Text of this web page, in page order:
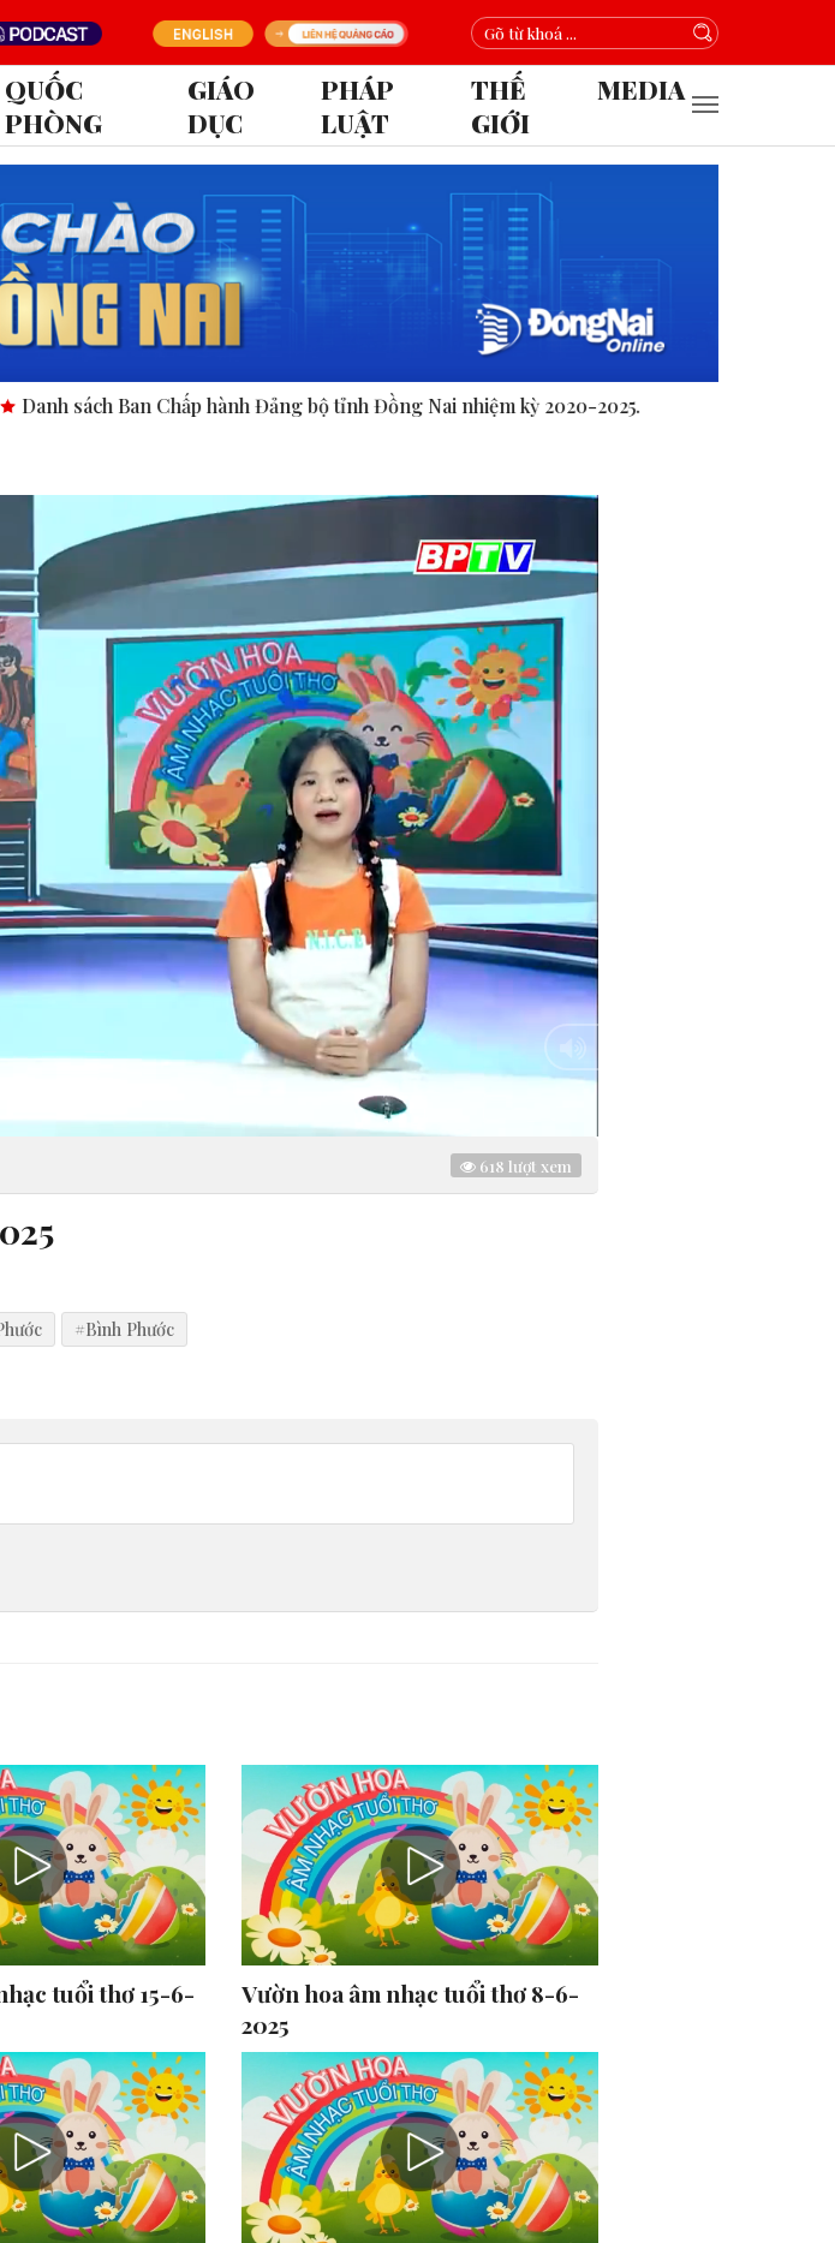
QUỐC
PHÒNG
GIÁO
DỤC
PHÁP
LUẬT
THẾ
GIỚI
MEDIA
Đảng bộ tỉnh Đồng Nai nhiệm kỳ 2020-2025.
618 lượt xem
#Bình Phước
tuổi thơ 15-6-
Vườn hoa âm nhạc tuổi thơ 8-6-
2025